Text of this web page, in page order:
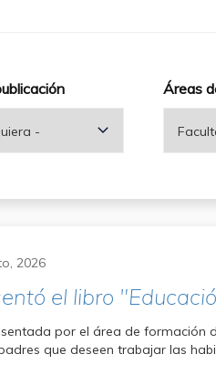
Áreas
2026
el libro
por el área de formación
que deseen trabajar las